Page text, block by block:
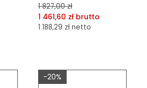
1 827,00 zł
1 461,60 zł brutto
1 188,29 zł netto
Do koszyka
-20%